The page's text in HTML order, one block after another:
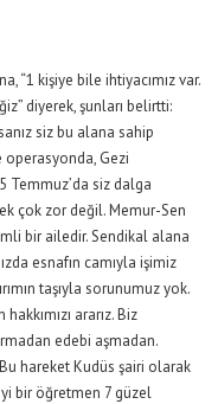
“1 kişiye bile ihtiyacımız var.
diyerek, şunları belirtti:
siz bu alana sahip
operasyonda, Gezi
Temmuz’da siz dalga
çok zor değil. Memur-Sen
bir ailedir. Sendikal alana
esnafın camıyla işimiz
taşıyla sorunumuz yok.
ararız. Biz
edebi aşmadan.
hareket Kudüs şairi olarak
bir öğretmen 7 güzel